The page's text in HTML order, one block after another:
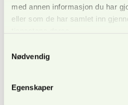
med annen informasjon du har
eller som de har samlet inn
Nødvendig
Egenskaper
10 00 eller sende e-post til
gjenstående medlemsmøter i
kan du lese